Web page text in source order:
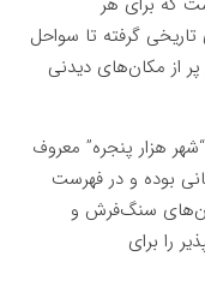
گرفته تا سواحل
از مکان‌های دیدنی
هزار پنجره” معروف
بوده و در فهرست
سنگ‌فرش و
را برای